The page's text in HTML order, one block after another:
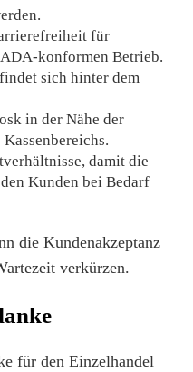
für
konformen Betrieb.
sich hinter dem
in der Nähe der
damit die
Kunden bei Bedarf
die Kundenakzeptanz
verkürzen.
für den Einzelhandel